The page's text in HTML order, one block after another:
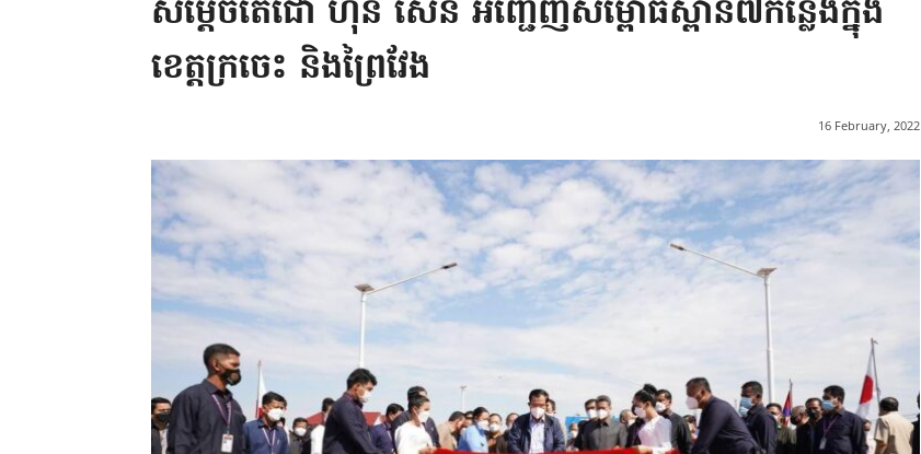
អង្គ
ភាព​
សម្តេចតេជោ ហ៊ុន សែន អញ្ជើញសម្ពោធស្ពាន៧កន្លែងក្នុង
ខេត្តក្រចេះ និងព្រៃវែង
16 February, 2022